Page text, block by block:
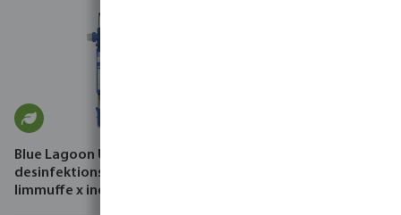
Blue Lagoon UV-C
desinfektionsenhed 2 bar
limmuffe x indvendig